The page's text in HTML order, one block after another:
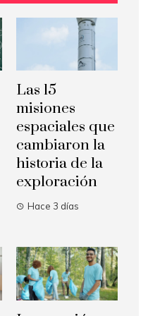
Las 15
misiones
espaciales que
cambiaron la
historia de la
exploración
Hace 3 días